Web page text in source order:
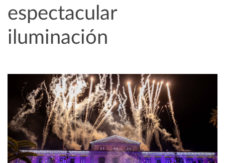
espectacular
iluminación